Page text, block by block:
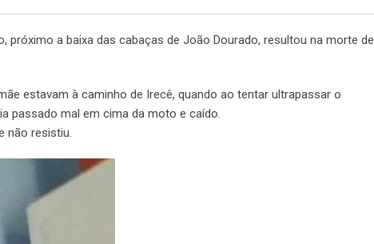
a baixa das cabaças de João Dourado, resultou na morte de
estavam à caminho de Irecê, quando ao tentar ultrapassar o
passado mal em cima da moto e caído.
não resistiu.